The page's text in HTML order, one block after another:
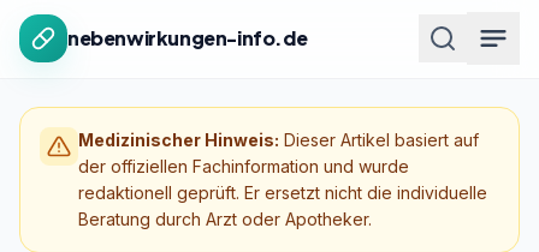
Zum Inhalt springen
nebenwirkungen-info.de
Medizinischer Hinweis: Dieser Artikel basiert auf
der offiziellen Fachinformation und wurde
redaktionell geprüft. Er ersetzt nicht die individuelle
Beratung durch Arzt oder Apotheker.